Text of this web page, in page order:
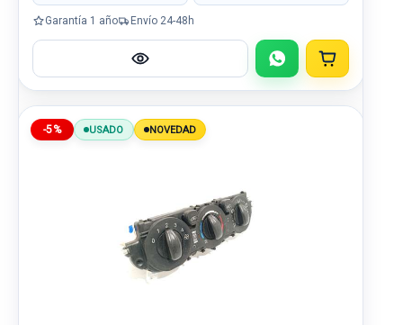
Garantía 1 año Envío 24-48h
-5% USADO NOVEDAD